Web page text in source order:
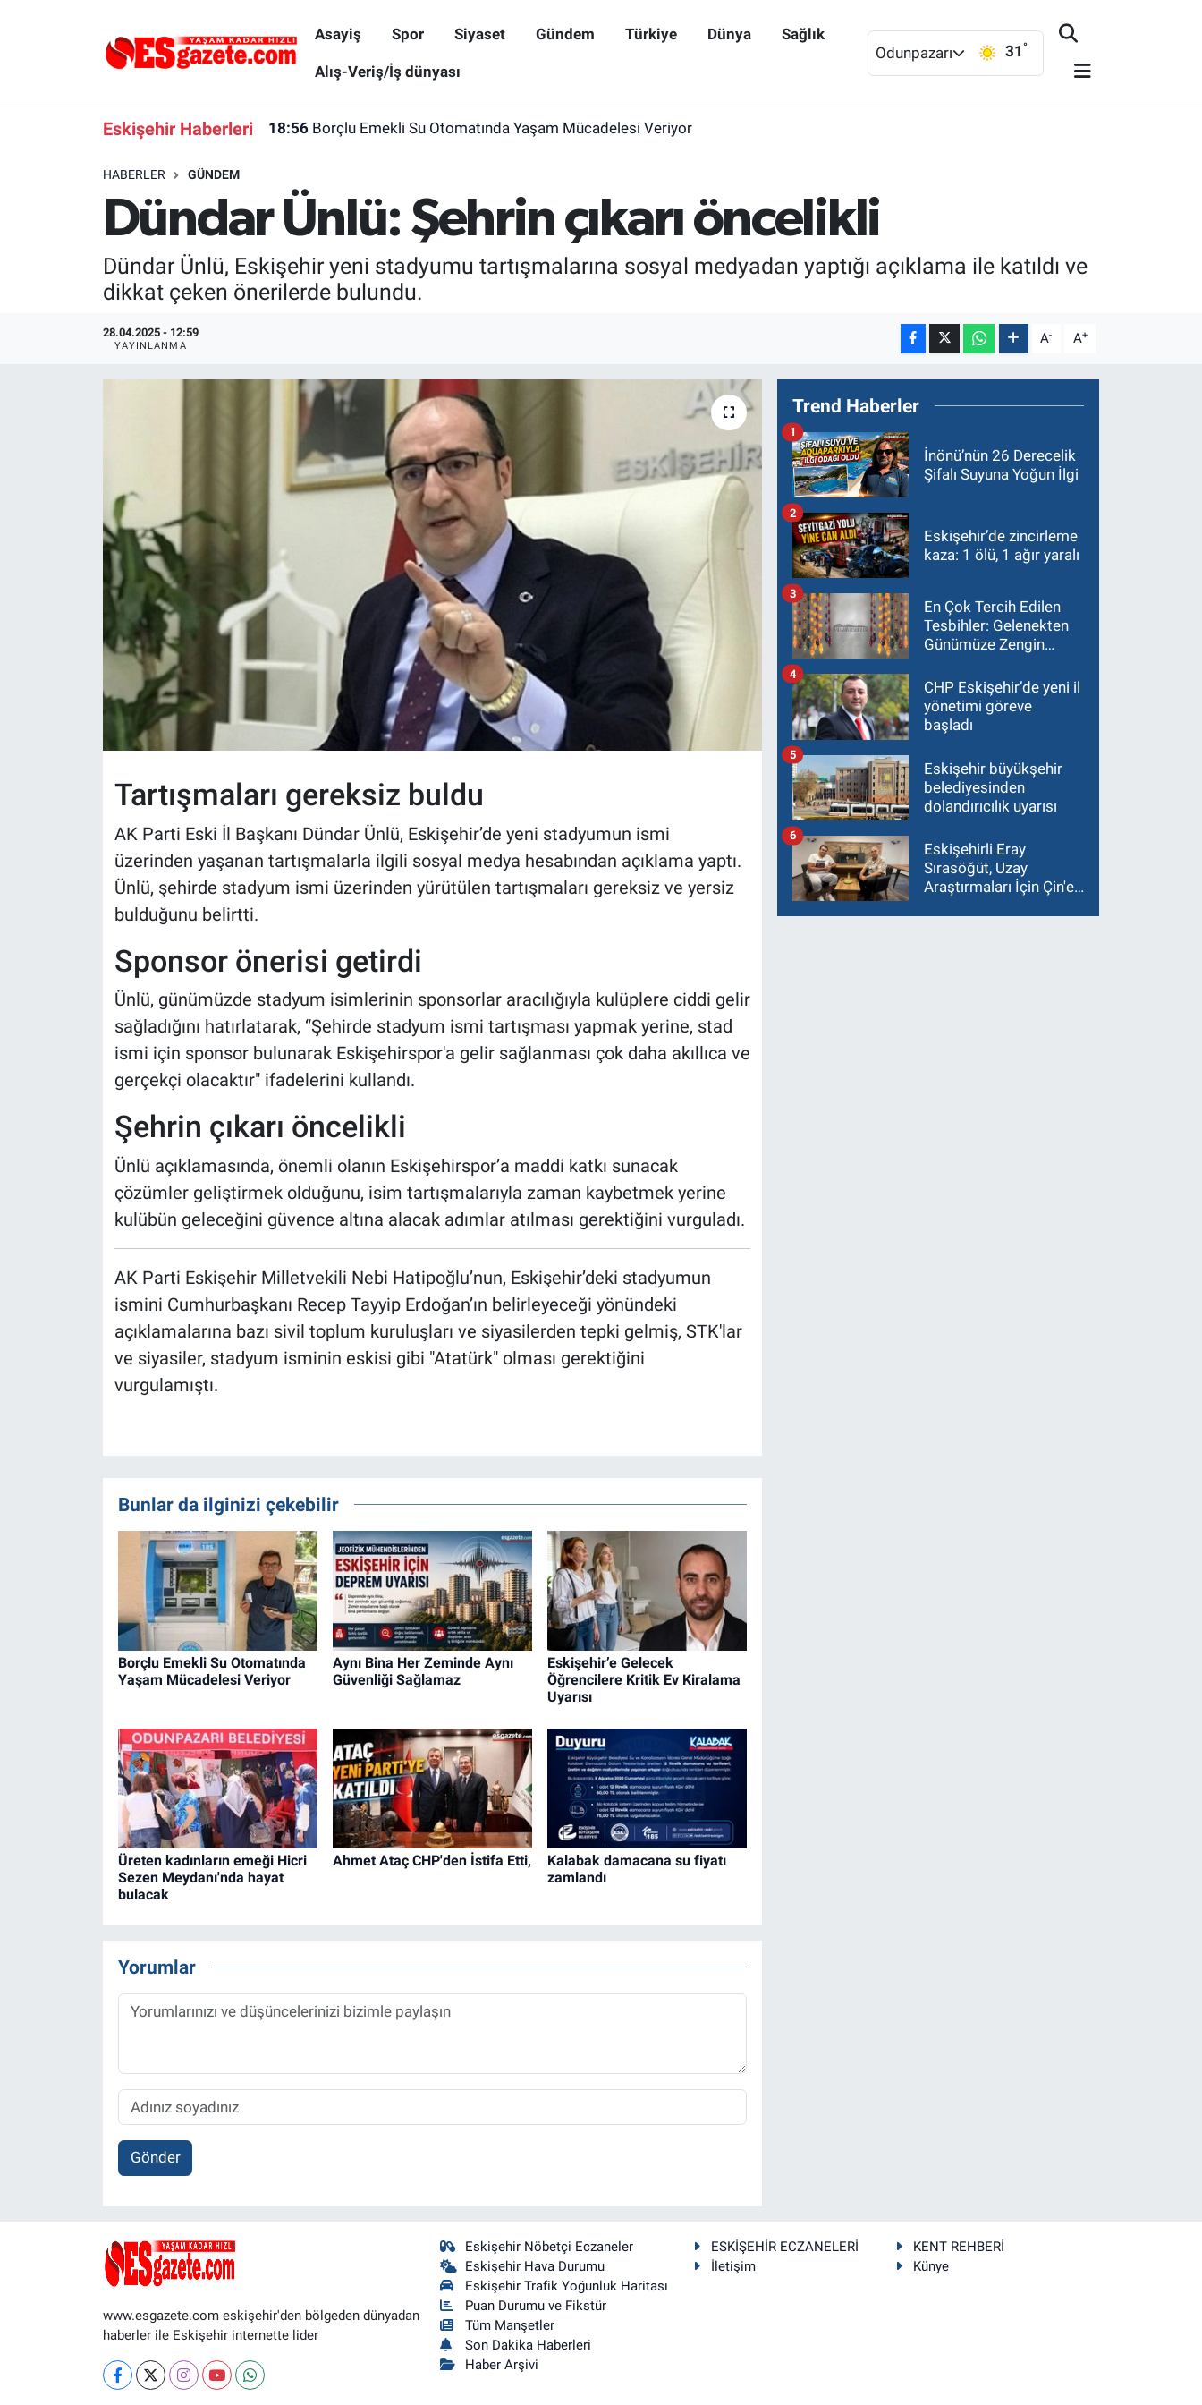
Asayiş Spor Siyaset Gündem Türkiye Dünya Sağlık
Alış-Veriş/İş dünyası
Odunpazarı 31 °
Eskişehir Haberleri 18:56 Borçlu Emekli Su Otomatında Yaşam Mücadelesi Veriyor
HABERLER GÜNDEM
Dündar Ünlü: Şehrin çıkarı öncelikli
Dündar Ünlü, Eskişehir yeni stadyumu tartışmalarına sosyal medyadan yaptığı açıklama ile katıldı ve
dikkat çeken önerilerde bulundu.
28.04.2025 - 12:59
YAYINLANMA A- A+
Tartışmaları gereksiz buldu
AK Parti Eski İl Başkanı Dündar Ünlü, Eskişehir’de yeni stadyumun ismi
üzerinden yaşanan tartışmalarla ilgili sosyal medya hesabından açıklama yaptı.
Ünlü, şehirde stadyum ismi üzerinden yürütülen tartışmaları gereksiz ve yersiz
bulduğunu belirtti.
Sponsor önerisi getirdi
Ünlü, günümüzde stadyum isimlerinin sponsorlar aracılığıyla kulüplere ciddi gelir
sağladığını hatırlatarak, “Şehirde stadyum ismi tartışması yapmak yerine, stad
ismi için sponsor bulunarak Eskişehirspor'a gelir sağlanması çok daha akıllıca ve
gerçekçi olacaktır" ifadelerini kullandı.
Şehrin çıkarı öncelikli
Ünlü açıklamasında, önemli olanın Eskişehirspor’a maddi katkı sunacak
çözümler geliştirmek olduğunu, isim tartışmalarıyla zaman kaybetmek yerine
kulübün geleceğini güvence altına alacak adımlar atılması gerektiğini vurguladı.
AK Parti Eskişehir Milletvekili Nebi Hatipoğlu’nun, Eskişehir’deki stadyumun
ismini Cumhurbaşkanı Recep Tayyip Erdoğan’ın belirleyeceği yönündeki
açıklamalarına bazı sivil toplum kuruluşları ve siyasilerden tepki gelmiş, STK'lar
ve siyasiler, stadyum isminin eskisi gibi "Atatürk" olması gerektiğini
vurgulamıştı.
Bunlar da ilginizi çekebilir
Borçlu Emekli Su Otomatında
Yaşam Mücadelesi Veriyor
Aynı Bina Her Zeminde Aynı
Güvenliği Sağlamaz
Eskişehir’e Gelecek
Öğrencilere Kritik Ev Kiralama
Uyarısı
Üreten kadınların emeği Hicri
Sezen Meydanı'nda hayat
bulacak
Ahmet Ataç CHP'den İstifa Etti,
Kalabak damacana su fiyatı
zamlandı
Yorumlar
Gönder
Trend Haberler
İnönü’nün 26 Derecelik
Şifalı Suyuna Yoğun İlgi
1
Eskişehir’de zincirleme
kaza: 1 ölü, 1 ağır yaralı
2
En Çok Tercih Edilen
Tesbihler: Gelenekten
Günümüze Zengin
3
CHP Eskişehir’de yeni il
yönetimi göreve
başladı
4
Eskişehir büyükşehir
belediyesinden
dolandırıcılık uyarısı
5
Eskişehirli Eray
Sırasöğüt, Uzay
Araştırmaları İçin Çin'e
6
www.esgazete.com eskişehir'den bölgeden dünyadan
haberler ile Eskişehir internette lider
Eskişehir Nöbetçi Eczaneler
Eskişehir Hava Durumu
Eskişehir Trafik Yoğunluk Haritası
Puan Durumu ve Fikstür
Tüm Manşetler
Son Dakika Haberleri
Haber Arşivi
ESKİŞEHİR ECZANELERİ
KENT REHBERİ
İletişim
Künye
Eskişehirspor Arşivi
Röportaj
Ekonomi
Kütahya
Magazin
Bilim ve Teknoloji
Eskişehir Nöbetçi Eczaneler
Süper Lig Puan Durumu ve Fikstür
Son Dakika Haberleri
Haber Arşivi